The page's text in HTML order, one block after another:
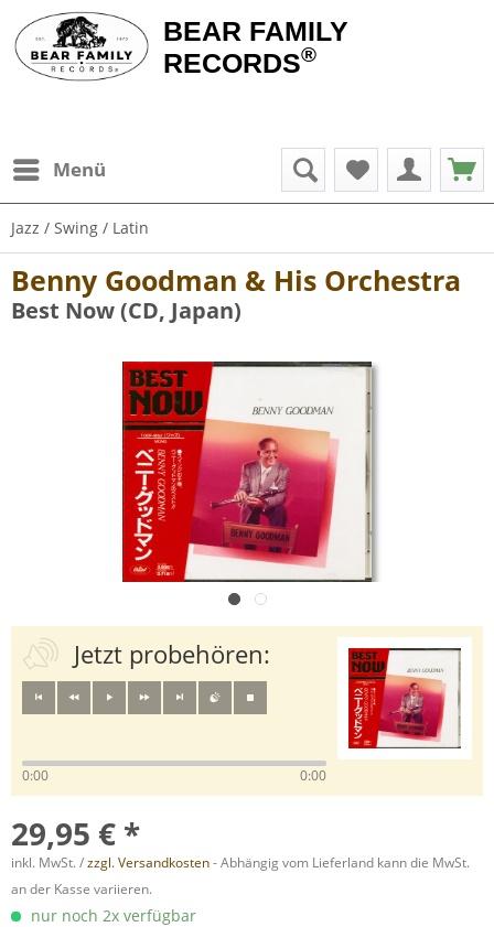
BEAR FAMILY
RECORDS®
Menü
Jazz / Swing / Latin
Benny Goodman & His Orchestra
Best Now (CD, Japan)
Jetzt probehören:
0:00 0:00
29,95 € *
inkl. MwSt. /zzgl. Versandkosten- Abhängig vom Lieferland kann die MwSt.
an der Kasse variieren.
nur noch 2x verfügbar